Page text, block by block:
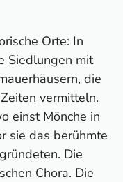
Orte: In
Siedlungen mit
die
vermitteln.
einst Mönche in
sie das berühmte
gründeten. Die
Chora. Die